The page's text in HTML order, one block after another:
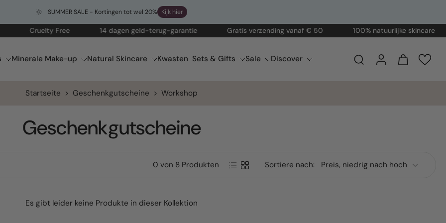
SUMMER SALE - Kortingen tot wel 20% Kijk hier
Cruelty Free 14 dagen geld-terug-garantie Gratis verzending vanaf € 50 100% natuurlijke skincare
Minerale Make-up Natural Skincare Kwasten Sets & Gifts Sale Discover
Startseite > Geschenkgutscheine > Workshop
Geschenkgutscheine
0 von 8 Produkten Sortiere nach:
Es gibt leider keine Produkte in dieser Kollektion